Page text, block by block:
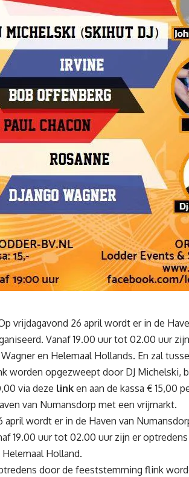
vrijdagavond 26 april wordt er in de
Vanaf 19.00 uur tot 02.00 uur
en Helemaal Hollands. En zal
worden opgezweept door DJ Michelski,
via deze link en aan de kassa € 15,00
van Numansdorp met een vrijmarkt.
april wordt er in de Haven van
19.00 uur tot 02.00 uur zijn er
Holland.
door de feeststemming flink